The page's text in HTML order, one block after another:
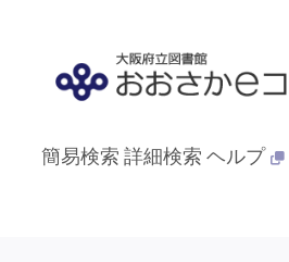
簡易検索 詳細検索 ヘルプ